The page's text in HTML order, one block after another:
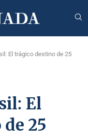
El trágico destino de 25
El
25